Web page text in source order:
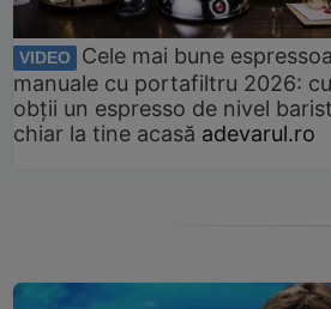
VIDEO
Cele mai bune
manuale cu portafiltru 2026:
obții un espresso de nivel
chiar la tine acasă adevarul.ro